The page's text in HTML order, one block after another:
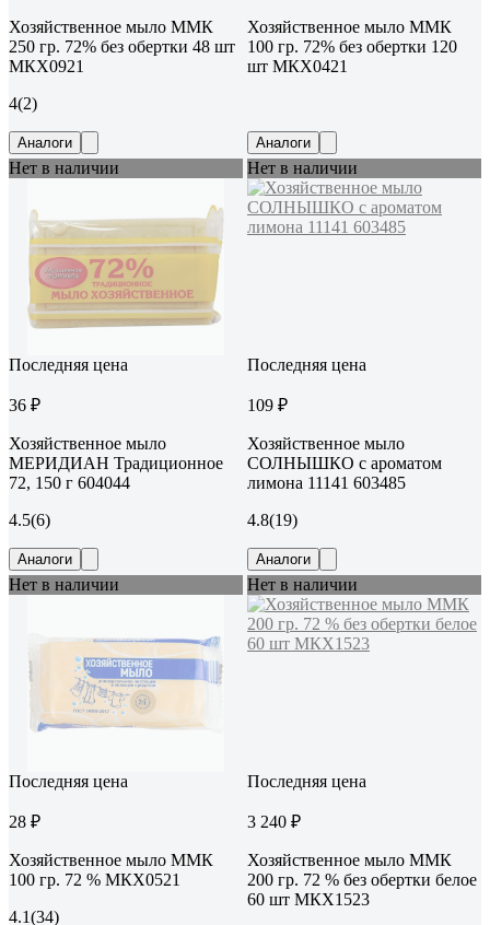
Хозяйственное мыло ММК
250 гр. 72% без обертки 48 шт
МКХ0921
4(2)
Аналоги
Хозяйственное мыло ММК
100 гр. 72% без обертки 120
шт МКХ0421
Аналоги
Нет в наличии
Последняя цена
36 ₽
Хозяйственное мыло
МЕРИДИАН Традиционное
72, 150 г 604044
4.5(6)
Аналоги
Нет в наличии
Последняя цена
109 ₽
Хозяйственное мыло
СОЛНЫШКО с ароматом
лимона 11141 603485
4.8(19)
Аналоги
Нет в наличии
Последняя цена
28 ₽
Хозяйственное мыло ММК
100 гр. 72 % МКХ0521
4.1(34)
Нет в наличии
Последняя цена
3 240 ₽
Хозяйственное мыло ММК
200 гр. 72 % без обертки белое
60 шт МКХ1523